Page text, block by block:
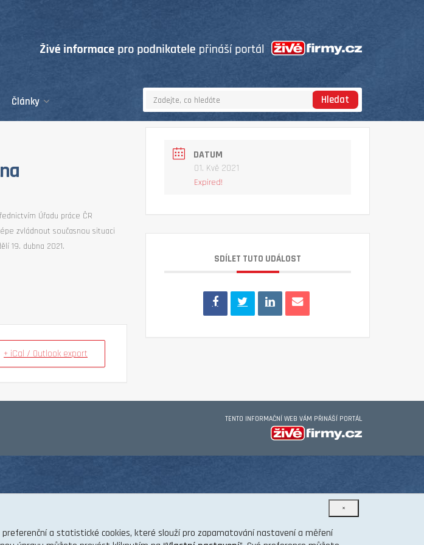
Články Hledat
Úřadu práce ČR
zvládnout současnou situaci
19. dubna 2021.
+ iCal / Outlook export
DATUM
01. Kvě 2021
Expired!
SDÍLET TUTO UDÁLOST
TENTO INFORMAČNÍ WEB VÁM PŘINÁŠÍ PORTÁL
×
a statistické cookies, které slouží pro zapamatování nastavení a měření